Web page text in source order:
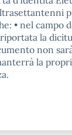
• nel campo
la
non
la